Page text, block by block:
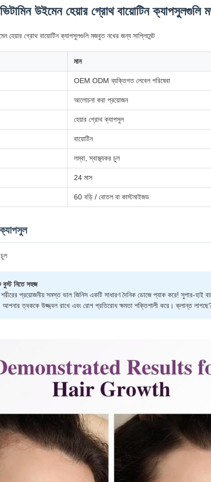
উইমেন হেয়ার গ্রোথ বায়োটিন ক্যাপসুলগুলি
হেয়ার গ্রোথ বায়োটিন ক্যাপসুলগুলি মজবুত নখের জন্য সাপ্লিমেন্ট
মান
OEM ODM ব্যক্তিগত লেবেল পরিষেবা
আলোচনা করা প্রয়োজন
হেয়ার গ্রোথ ক্যাপসুল
বায়োটিন
লম্বা, স্বাস্থ্যকর চুল
24 মাস
60 বড়ি / বোতল বা কাস্টমাইজড
নিতে সহজ
প্রয়োজনীয় সমস্ত ভাল জিনিস একটি সাধারণ দৈনিক ডোজে প্যাক করে! সুপার-
ত্বককে উজ্জ্বল রাখে এবং রোগ প্রতিরোধ ক্ষমতা শক্তিশালী করে। ক্লান্ত